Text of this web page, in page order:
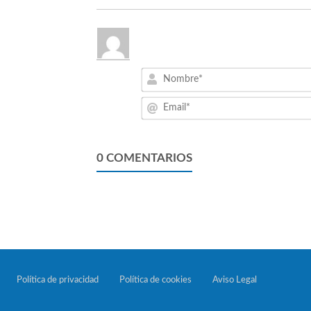
0 COMENTARIOS
Política de privacidad Política de cookies Aviso Legal